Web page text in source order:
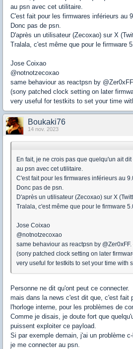
au psn avec cet utilitaire.
C'est fait pour les firmwares inférieurs au
Donc pas de psn.
D'après un utilisateur (Zecoxao) sur X
Tralala, c'est même que pour le firmware
Jose Coixao
@notnotzecoxao
same behaviour as reactpsn by
(sony patched clock setting on later
very useful for testkits to set your time
Boukaki76
14 nov. 2023
En fait, je ne crois pas que quelqu'un ait
au psn avec cet utilitaire.
C'est fait pour les firmwares inférieurs au
Donc pas de psn.
D'après un utilisateur (Zecoxao) sur X
Tralala, c'est même que pour le firmware
Jose Coixao
@notnotzecoxao
same behaviour as reactpsn by
(sony patched clock setting on later
very useful for testkits to set your time with
Personne ne dit qu'ont peut ce connecter.
mais dans la news c'est dit que, c'est fait
l'horloge interne, pour les problèmes de
Comme je disais, je doute fort que
puissent exploiter ce payload.
Si par exemple demain, j'ai un problème
je me connecter au psn.